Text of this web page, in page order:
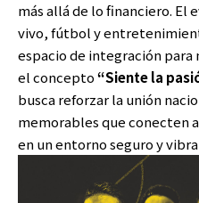
más allá de lo financiero. El
vivo, fútbol y
espacio de integración para
el concepto“Siente la
busca reforzar la unión
memorables que conecten
en un entorno seguro y